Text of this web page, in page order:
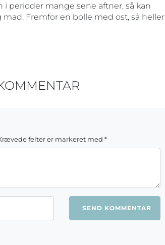
i perioder mange sene aftner, så kan
Fremfor en bolle med ost, så heller
felter er markeret med *